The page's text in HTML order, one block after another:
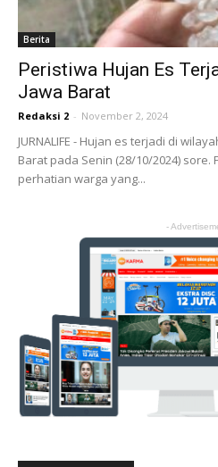
Berita
Peristiwa Hujan Es
Jawa Barat
Redaksi 2 - November 2, 2024
JURNALIFE - Hujan es terjadi di
Barat pada Senin (28/10/2024) sore.
perhatian warga yang...
-